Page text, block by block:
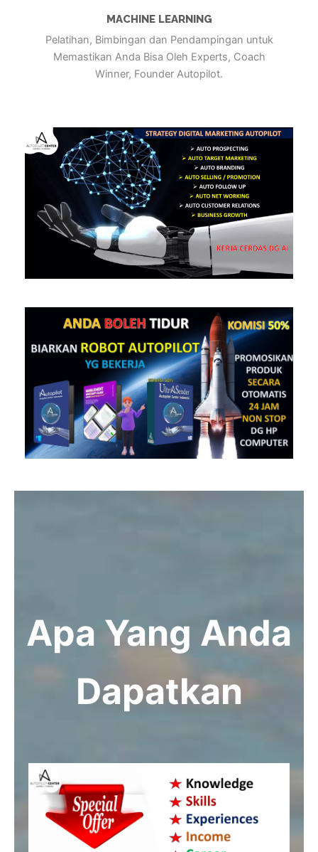
MACHINE LEARNING
Pelatihan, Bimbingan dan Pendampingan untuk
Memastikan Anda Bisa Oleh Experts, Coach
Winner, Founder Autopilot.
Apa Yang Anda
Dapatkan